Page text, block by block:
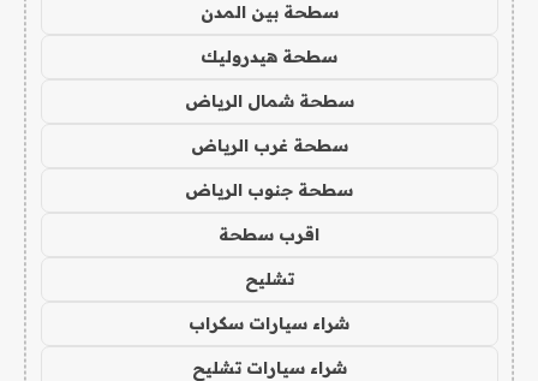
سطحة بين المدن
سطحة هيدروليك
سطحة شمال الرياض
سطحة غرب الرياض
سطحة جنوب الرياض
اقرب سطحة
تشليح
شراء سيارات سكراب
شراء سيارات تشليح